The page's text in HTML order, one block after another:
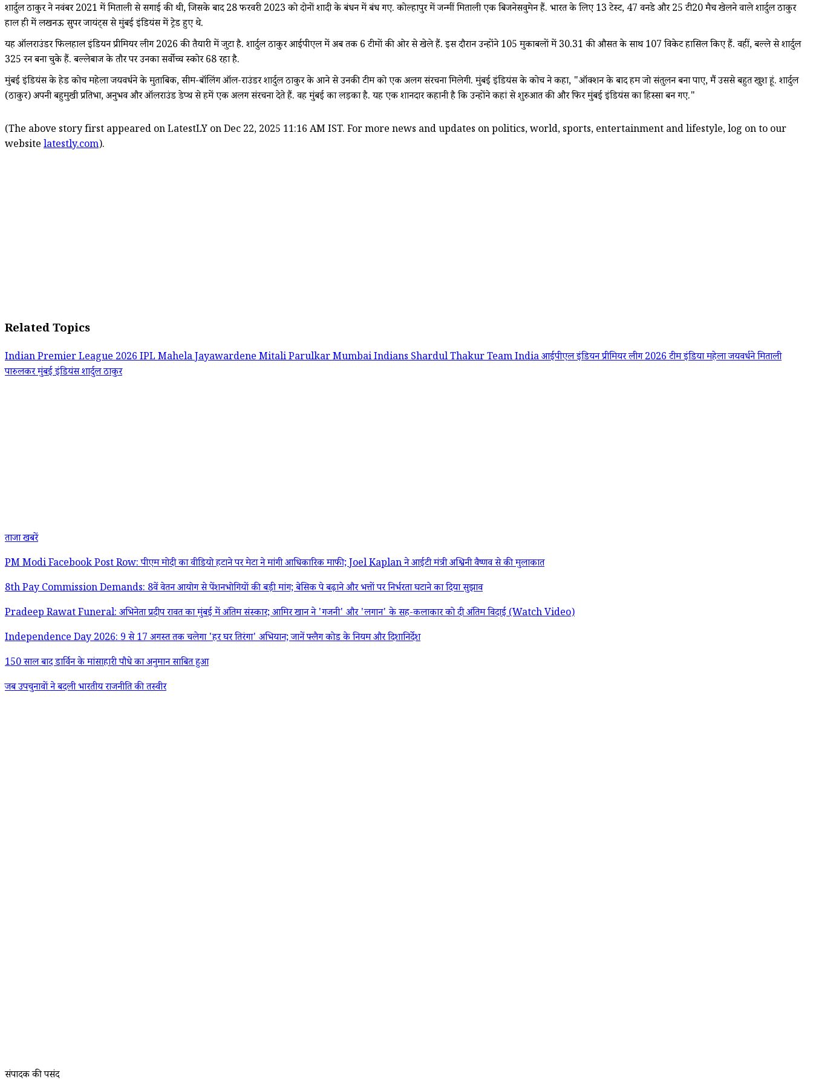
शार्दुल ठाकुर ने नवंबर 2021 में मिताली से सगाई की थी, जिसके बाद 28 फरवरी 2023 को दोनों शादी के बंधन में बंध गए. कोल्हापुर में जन्मीं मिताली एक बिजनेसवुमेन हैं. भारत के लिए 13 टेस्ट, 47 वनडे और 25 टी20 मैच खेलने वाले शार्दुल ठाकुर
हाल ही में लखनऊ सुपर जायंट्स से मुंबई इंडियंस में ट्रेड हुए थे.
यह ऑलराउंडर फिलहाल इंडियन प्रीमियर लीग 2026 की तैयारी में जुटा है. शार्दुल ठाकुर आईपीएल में अब तक 6 टीमों की ओर से खेले हैं. इस दौरान उन्होंने 105 मुकाबलों में 30.31 की औसत के साथ 107 विकेट हासिल किए हैं. वहीं, बल्ले से शार्दुल
325 रन बना चुके हैं. बल्लेबाज के तौर पर उनका सर्वोच्च स्कोर 68 रहा है.
मुंबई इंडियंस के हेड कोच महेला जयवर्धने के मुताबिक, सीम-बॉलिंग ऑल-राउंडर शार्दुल ठाकुर के आने से उनकी टीम को एक अलग संरचना मिलेगी. मुंबई इंडियंस के कोच ने कहा, "ऑक्शन के बाद हम जो संतुलन बना पाए, मैं उससे बहुत खुश हूं. शार्दुल
(ठाकुर) अपनी बहुमुखी प्रतिभा, अनुभव और ऑलराउंड डेप्थ से हमें एक अलग संरचना देते हैं. वह मुंबई का लड़का है. यह एक शानदार कहानी है कि उन्होंने कहां से शुरुआत की और फिर मुंबई इंडियंस का हिस्सा बन गए."
(The above story first appeared on LatestLY on Dec 22, 2025 11:16 AM IST. For more news and updates on politics, world, sports, entertainment and lifestyle, log on to our
website latestly.com).
Related Topics
Indian Premier League 2026IPLMahela JayawardeneMitali ParulkarMumbai IndiansShardul ThakurTeam Indiaआईपीएलइंडियन प्रीमियर लीग 2026टीम इंडियामहेला जयवर्धनेमिताली
पारुलकरमुंबई इंडियंसशार्दुल ठाकुर
ताजा खबरें
PM Modi Facebook Post Row: पीएम मोदी का वीडियो हटाने पर मेटा ने मांगी आधिकारिक माफी; Joel Kaplan ने आईटी मंत्री अश्विनी वैष्णव से की मुलाकात
8th Pay Commission Demands: 8वें वेतन आयोग से पेंशनभोगियों की बड़ी मांग; बेसिक पे बढ़ाने और भत्तों पर निर्भरता घटाने का दिया सुझाव
Pradeep Rawat Funeral: अभिनेता प्रदीप रावत का मुंबई में अंतिम संस्कार; आमिर खान ने 'गजनी' और 'लगान' के सह-कलाकार को दी अंतिम विदाई (Watch Video)
Independence Day 2026: 9 से 17 अगस्त तक चलेगा 'हर घर तिरंगा' अभियान; जानें फ्लैग कोड के नियम और दिशानिर्देश
150 साल बाद डार्विन के मांसाहारी पौधे का अनुमान साबित हुआ
जब उपचुनावों ने बदली भारतीय राजनीति की तस्वीर
संपादक की पसंद